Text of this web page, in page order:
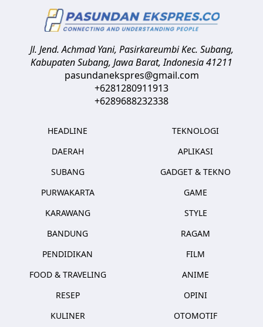
Jl. Jend. Achmad Yani, Pasirkareumbi Kec. Subang,
Kabupaten Subang, Jawa Barat,Indonesia41211
pasundanekspres@gmail.com
+6281280911913
+6289688232338
HEADLINE
DAERAH
SUBANG
PURWAKARTA
KARAWANG
BANDUNG
PENDIDIKAN
FOOD & TRAVELING
RESEP
KULINER
TEKNOLOGI
APLIKASI
GADGET & TEKNO
GAME
STYLE
RAGAM
FILM
ANIME
OPINI
OTOMOTIF